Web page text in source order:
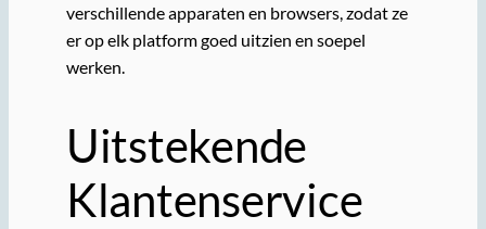
verschillende apparaten en browsers, zodat ze
er op elk platform goed uitzien en soepel
werken.
Uitstekende
Klantenservice